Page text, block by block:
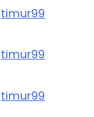
timur99
timur99
timur99